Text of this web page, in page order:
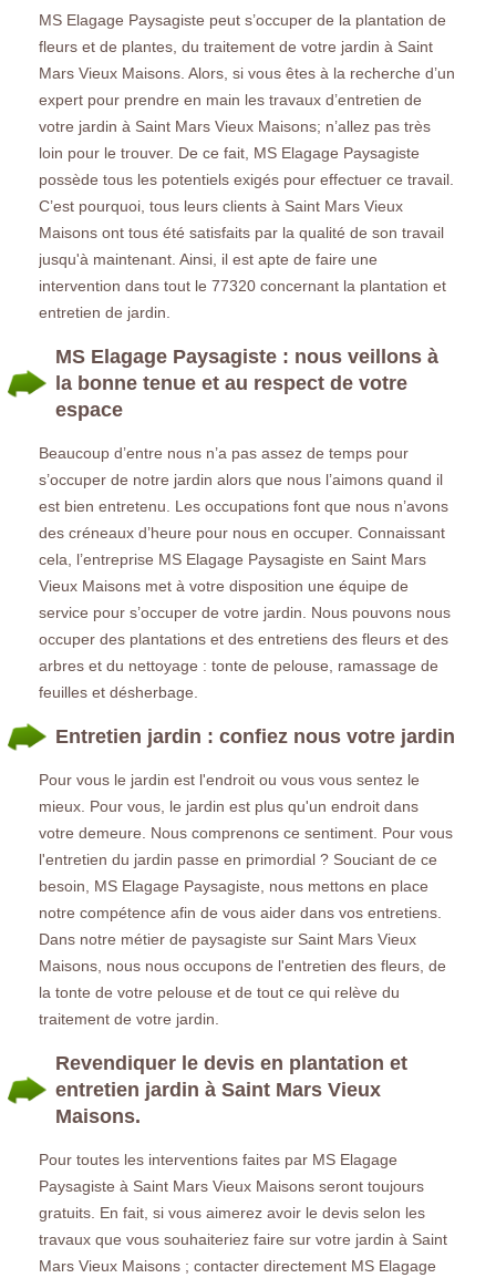
MS Elagage Paysagiste peut s’occuper de la plantation de
fleurs et de plantes, du traitement de votre jardin à Saint
Mars Vieux Maisons. Alors, si vous êtes à la recherche d’un
expert pour prendre en main les travaux d’entretien de
votre jardin à Saint Mars Vieux Maisons; n’allez pas très
loin pour le trouver. De ce fait, MS Elagage Paysagiste
possède tous les potentiels exigés pour effectuer ce travail.
C’est pourquoi, tous leurs clients à Saint Mars Vieux
Maisons ont tous été satisfaits par la qualité de son travail
jusqu'à maintenant. Ainsi, il est apte de faire une
intervention dans tout le 77320 concernant la plantation et
entretien de jardin.
MS Elagage Paysagiste : nous veillons à
la bonne tenue et au respect de votre
espace
Beaucoup d’entre nous n’a pas assez de temps pour
s’occuper de notre jardin alors que nous l’aimons quand il
est bien entretenu. Les occupations font que nous n’avons
des créneaux d’heure pour nous en occuper. Connaissant
cela, l’entreprise MS Elagage Paysagiste en Saint Mars
Vieux Maisons met à votre disposition une équipe de
service pour s’occuper de votre jardin. Nous pouvons nous
occuper des plantations et des entretiens des fleurs et des
arbres et du nettoyage : tonte de pelouse, ramassage de
feuilles et désherbage.
Entretien jardin : confiez nous votre jardin
Pour vous le jardin est l'endroit ou vous vous sentez le
mieux. Pour vous, le jardin est plus qu'un endroit dans
votre demeure. Nous comprenons ce sentiment. Pour vous
l'entretien du jardin passe en primordial ? Souciant de ce
besoin, MS Elagage Paysagiste, nous mettons en place
notre compétence afin de vous aider dans vos entretiens.
Dans notre métier de paysagiste sur Saint Mars Vieux
Maisons, nous nous occupons de l'entretien des fleurs, de
la tonte de votre pelouse et de tout ce qui relève du
traitement de votre jardin.
Revendiquer le devis en plantation et
entretien jardin à Saint Mars Vieux
Maisons.
Pour toutes les interventions faites par MS Elagage
Paysagiste à Saint Mars Vieux Maisons seront toujours
gratuits. En fait, si vous aimerez avoir le devis selon les
travaux que vous souhaiteriez faire sur votre jardin à Saint
Mars Vieux Maisons ; contacter directement MS Elagage